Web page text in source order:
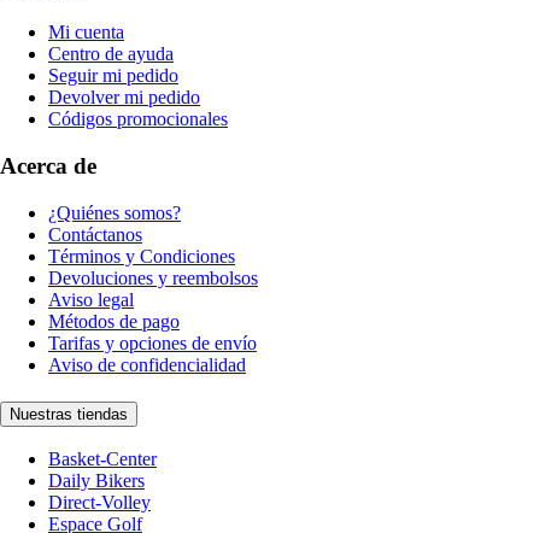
Mi cuenta
Centro de ayuda
Seguir mi pedido
Devolver mi pedido
Códigos promocionales
Acerca de
¿Quiénes somos?
Contáctanos
Términos y Condiciones
Devoluciones y reembolsos
Aviso legal
Métodos de pago
Tarifas y opciones de envío
Aviso de confidencialidad
Nuestras tiendas
Basket-Center
Daily Bikers
Direct-Volley
Espace Golf